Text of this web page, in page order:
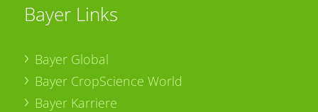
Bayer Links
Bayer Global
Bayer CropScience World
Bayer Karriere